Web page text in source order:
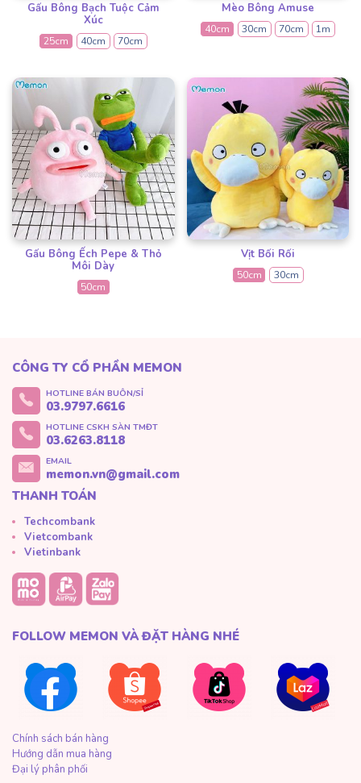
Gấu Bông Bạch Tuộc Cảm
Xúc
25cm 40cm 70cm
Mèo Bông Amuse
40cm 30cm 70cm 1m
Gấu Bông Ếch Pepe & Thỏ
Môi Dày
50cm
Vịt Bối Rối
50cm 30cm
CÔNG TY CỔ PHẦN MEMON
HOTLINE BÁN BUÔN/SỈ
03.9797.6616
HOTLINE CSKH SÀN TMĐT
03.6263.8118
EMAIL
memon.vn@gmail.com
THANH TOÁN
Techcombank
Vietcombank
Vietinbank
FOLLOW MEMON VÀ ĐẶT HÀNG NHÉ
Chính sách bán hàng
Hướng dẫn mua hàng
Đại lý phân phối